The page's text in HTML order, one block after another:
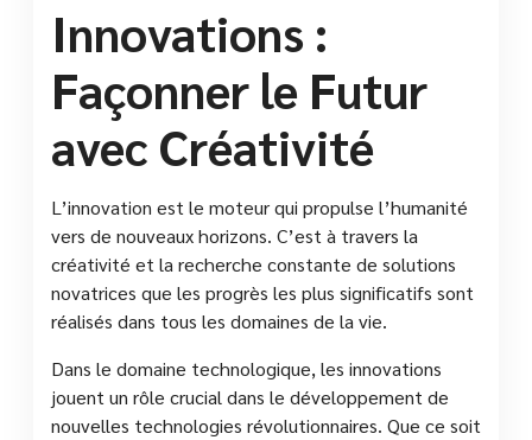
Innovations :
Façonner le Futur
avec Créativité
L’innovation est le moteur qui propulse l’humanité
vers de nouveaux horizons. C’est à travers la
créativité et la recherche constante de solutions
novatrices que les progrès les plus significatifs sont
réalisés dans tous les domaines de la vie.
Dans le domaine technologique, les innovations
jouent un rôle crucial dans le développement de
nouvelles technologies révolutionnaires. Que ce soit